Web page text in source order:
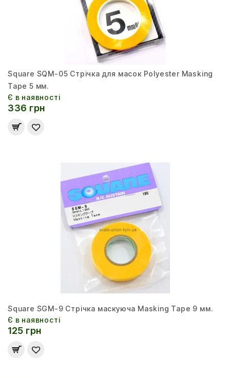
Square SQM-05 Стрічка для масок Polyester Masking
Tape 5 мм.
Є в наявності
336 грн
Square SGM-9 Стрічка маскуюча Masking Tape 9 мм.
Є в наявності
125 грн